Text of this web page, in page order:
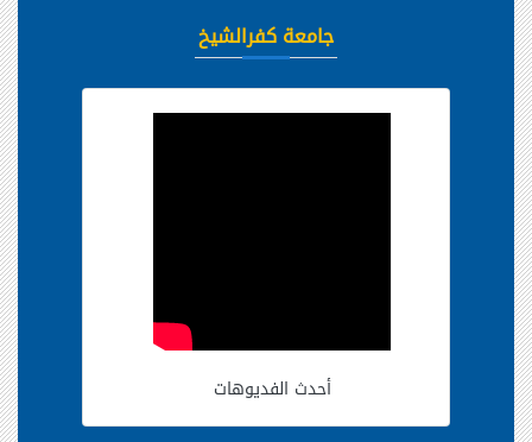
جامعة كفرالشيخ
أحدث الفديوهات